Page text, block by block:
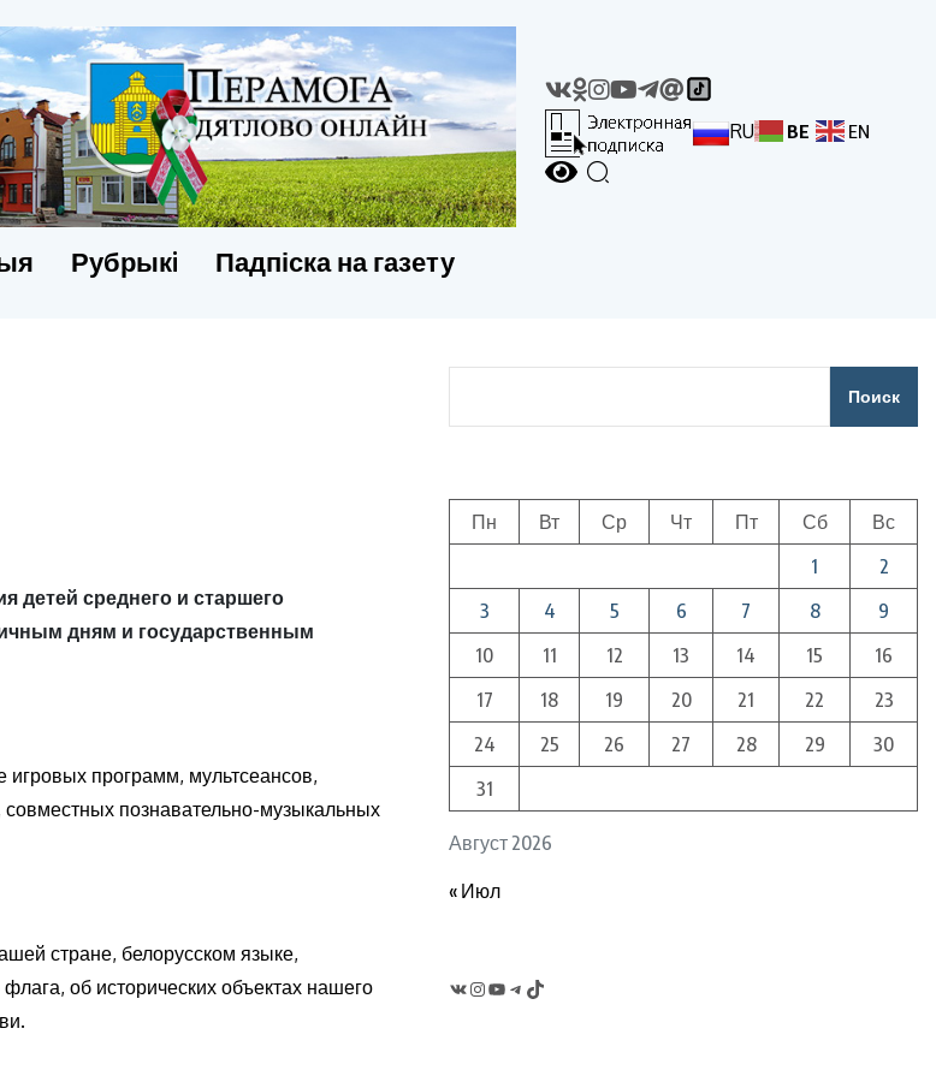
Рубрыкi Падпіска на газету
RU BE EN
детей среднего и старшего
дням и государственным
программ, мультсеансов,
совместных познавательно-музыкальных
стране, белорусском языке,
об исторических объектах нашего
Поиск
Август 2026
Пн Вт Ср Чт Пт Сб
Вс
1
2
3
4 5 6 7 8
9
10
11 12 13 14 15
16
17
18 19 20 21 22
23
24
25 26 27 28 29
30
31
« Июл
Instagram
YouTubeTelegram
TikTok